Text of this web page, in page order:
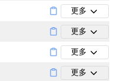
更多
更多
更多
更多